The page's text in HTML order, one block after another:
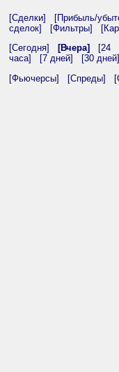
[Сделки]
[Прибыль/
сделок]
[Фильтры]
[Сегодня] [Вчера]
[24
часа]
[7 дней]
[30 дней]
[Фьючерсы] [Спреды]